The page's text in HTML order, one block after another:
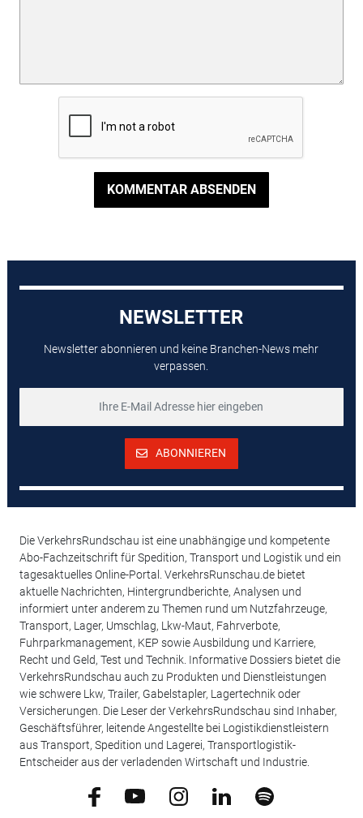
KOMMENTAR ABSENDEN
NEWSLETTER
Newsletter abonnieren und keine Branchen-News mehr
verpassen.
ABONNIEREN
Die VerkehrsRundschau ist eine unabhängige und kompetente
Abo-Fachzeitschrift für Spedition, Transport und Logistik und ein
tagesaktuelles Online-Portal. VerkehrsRunschau.de bietet
aktuelle Nachrichten, Hintergrundberichte, Analysen und
informiert unter anderem zu Themen rund um Nutzfahrzeuge,
Transport, Lager, Umschlag, Lkw-Maut, Fahrverbote,
Fuhrparkmanagement, KEP sowie Ausbildung und Karriere,
Recht und Geld, Test und Technik. Informative Dossiers bietet die
VerkehrsRundschau auch zu Produkten und Dienstleistungen
wie schwere Lkw, Trailer, Gabelstapler, Lagertechnik oder
Versicherungen. Die Leser der VerkehrsRundschau sind Inhaber,
Geschäftsführer, leitende Angestellte bei Logistikdienstleistern
aus Transport, Spedition und Lagerei, Transportlogistik-
Entscheider aus der verladenden Wirtschaft und Industrie.